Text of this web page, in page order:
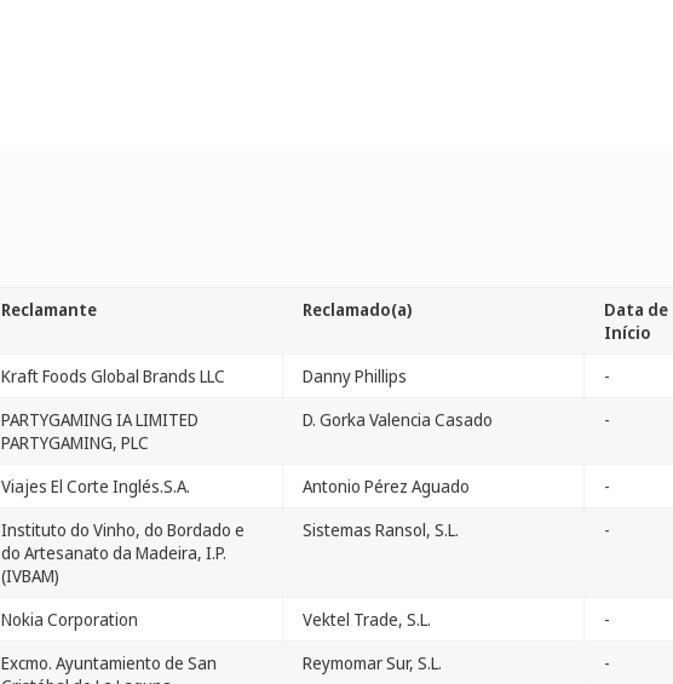
Reclamante Reclamado(a)
Data de
Início
Kraft Foods Global Brands LLC Danny Phillips -
PARTYGAMING IA LIMITED
PARTYGAMING, PLC
D. Gorka Valencia Casado -
Viajes El Corte Inglés.S.A. Antonio Pérez Aguado -
Instituto do Vinho, do Bordado e
do Artesanato da Madeira, I.P.
(IVBAM)
Sistemas Ransol, S.L. -
Nokia Corporation Vektel Trade, S.L. -
Excmo. Ayuntamiento de San
Reymomar Sur, S.L. -